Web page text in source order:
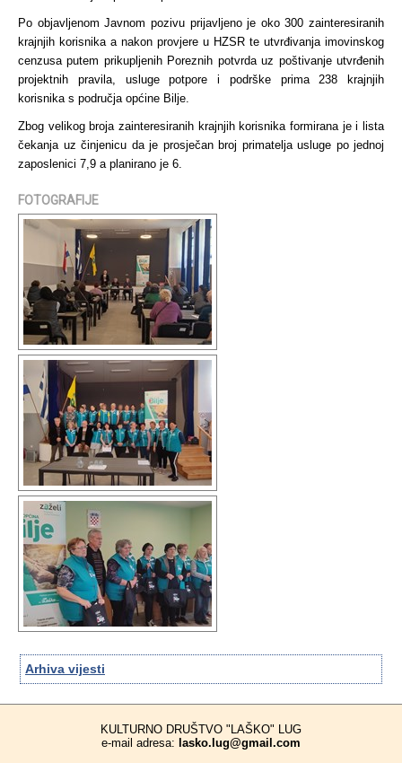
Po objavljenom Javnom pozivu prijavljeno je oko 300 zainteresiranih
krajnjih korisnika a nakon provjere u HZSR te utvrđivanja imovinskog
cenzusa putem prikupljenih Poreznih potvrda uz poštivanje utvrđenih
projektnih pravila, usluge potpore i podrške prima 238 krajnjih
korisnika s područja općine Bilje.
Zbog velikog broja zainteresiranih krajnjih korisnika formirana je i lista
čekanja uz činjenicu da je prosječan broj primatelja usluge po jednoj
zaposlenici 7,9 a planirano je 6.
FOTOGRAFIJE
Arhiva vijesti
KULTURNO DRUŠTVO "LAŠKO" LUG
e-mail adresa: lasko.lug@gmail.com